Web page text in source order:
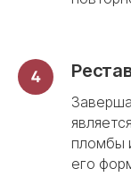
пломбы
его